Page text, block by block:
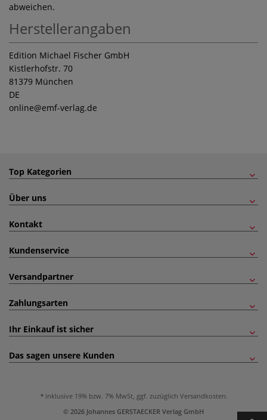
abweichen.
Herstellerangaben
Edition Michael Fischer GmbH
Kistlerhofstr. 70
81379 München
DE
online@emf-verlag.de
Top Kategorien
Über uns
Kontakt
Kundenservice
Versandpartner
Zahlungsarten
Ihr Einkauf ist sicher
Das sagen unsere Kunden
inklusive 19% bzw. 7% MwSt, ggf. zuzüglich Versandkosten.
© 2026 Johannes GERSTAECKER Verlag GmbH